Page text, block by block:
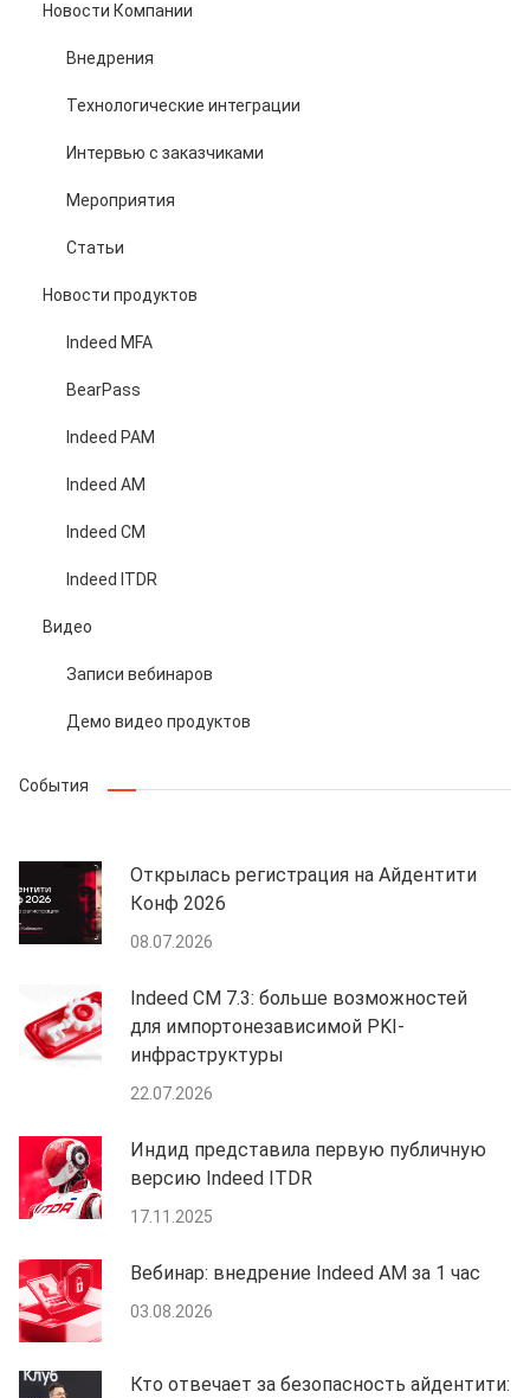
Новости Компании
Внедрения
Технологические интеграции
Интервью с заказчиками
Мероприятия
Статьи
Новости продуктов
Indeed MFA
BearPass
Indeed PAM
Indeed AM
Indeed CM
Indeed ITDR
Видео
Записи вебинаров
Демо видео продуктов
События
Открылась регистрация на Айдентити
Конф 2026
08.07.2026
Indeed CM 7.3: больше возможностей
для импортонезависимой PKI-
инфраструктуры
22.07.2026
Индид представила первую публичную
версию Indeed ITDR
17.11.2025
Вебинар: внедрение Indeed AM за 1 час
03.08.2026
Кто отвечает за безопасность айдентити: